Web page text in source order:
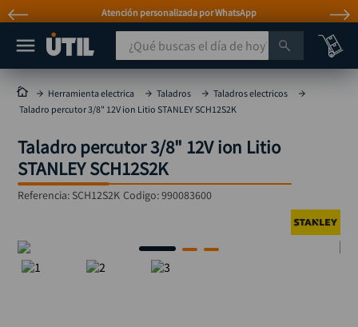
Atención personalizada por WhatsApp
¿Qué buscas el día de hoy?
Herramienta electrica Taladros
Taladros electricos
Taladro percutor 3/8" 12V ion Litio STANLEY SCH12S2K
Taladro percutor 3/8" 12V ion Litio
STANLEY SCH12S2K
Referencia: SCH12S2K Codigo:990083600
MÁS BUSCADOS
taladro
taladros pulidoras
compresor
sierra circular
broca